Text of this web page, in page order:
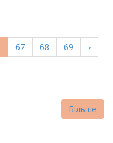
Page
67 Page
68 Page
69
›
Більше